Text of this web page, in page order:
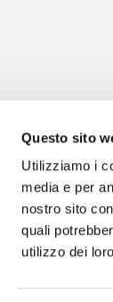
Questo sito
Utilizziamo i
media e per
nostro sito
quali
utilizzo dei